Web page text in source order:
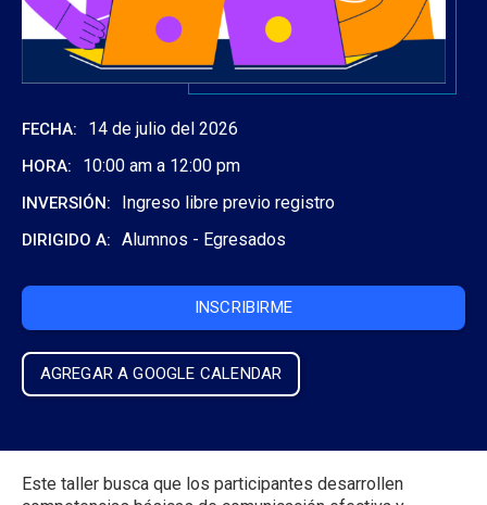
FECHA: 14 de julio del 2026
HORA: 10:00 am a 12:00 pm
INVERSIÓN: Ingreso libre previo registro
DIRIGIDO A: Alumnos - Egresados
INSCRIBIRME
AGREGAR A GOOGLE CALENDAR
Este taller busca que los participantes desarrollen